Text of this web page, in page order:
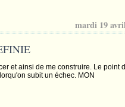
mardi 19
et ainsi de me construire. Le point
subit un échec. MON